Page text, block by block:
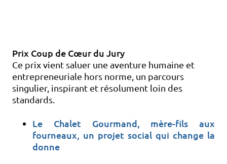
Prix Coup de Cœur du Jury
Ce prix vient saluer une aventure humaine et
entrepreneuriale hors norme, un parcours
singulier, inspirant et résolument loin des
standards.
Le Chalet Gourmand, mère-fils aux
fourneaux, un projet social qui change la
donne